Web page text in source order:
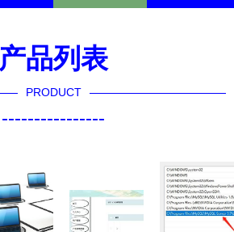
产品列表
PRODUCT
----------------